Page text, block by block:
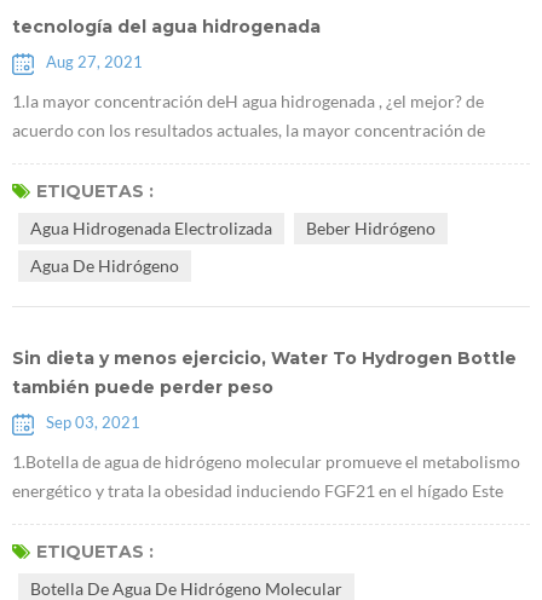
tecnología del agua hidrogenada
Aug 27, 2021
1.la mayor concentración deH agua hidrogenada , ¿el mejor? de
acuerdo con los resultados actuales, la mayor concentración de
hidrógeno, los efectos más significativos en la mejora de la
enfermedad.Es necesario enfatizar que beber hidrógeno debe ser un
los cambios de ...
ETIQUETAS :
Agua Hidrogenada Electrolizada
Beber Hidrógeno
Agua De Hidrógeno
Sin dieta y menos ejercicio, Water To Hydrogen Bottle
también puede perder peso
Sep 03, 2021
1.Botella de agua de hidrógeno molecular promueve el metabolismo
energético y trata la obesidad induciendo FGF21 en el hígado Este
estudio se realizó en ratones obesos. Demostró que Fabricante de
agua con infusión de hidrógeno puede reducir el peso corporal sin
ETIQUETAS :
Botella De Agua De Hidrógeno Molecular